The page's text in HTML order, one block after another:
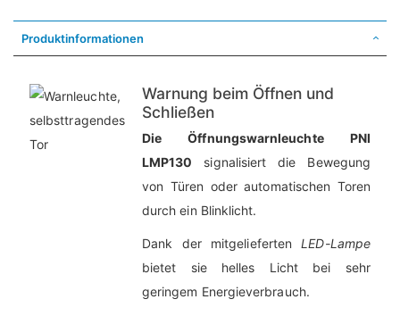
Produktinformationen
Warnung beim Öffnen und
Schließen
Die Öffnungswarnleuchte PNI
LMP130 signalisiert die Bewegung
von Türen oder automatischen Toren
durch ein Blinklicht.
Dank der mitgeliefertenLED-Lampe
bietet sie helles Licht bei sehr
geringem Energieverbrauch.